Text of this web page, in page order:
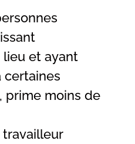
et ayant
certaines
prime moins de